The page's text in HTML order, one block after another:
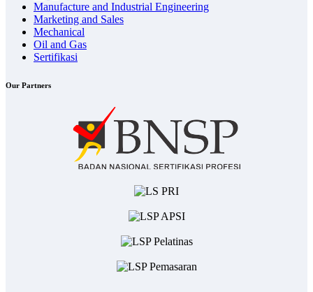
Manufacture and Industrial Engineering
Marketing and Sales
Mechanical
Oil and Gas
Sertifikasi
Our Partners